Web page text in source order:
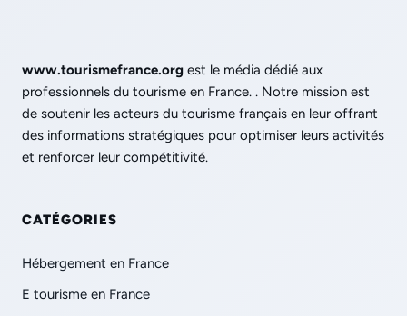
www.tourismefrance.org est le média dédié aux
professionnels du tourisme en France. . Notre mission est
de soutenir les acteurs du tourisme français en leur offrant
des informations stratégiques pour optimiser leurs activités
et renforcer leur compétitivité.
CATÉGORIES
Hébergement en France
E tourisme en France